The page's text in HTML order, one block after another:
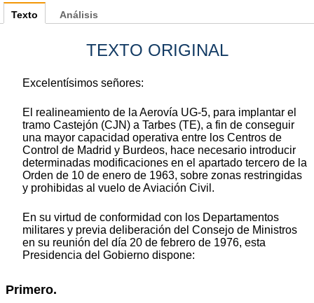
Texto
TEXTO ORIGINAL
Excelentísimos señores:
El realineamiento de la Aerovía UG-5, para implantar el
tramo Castejón (CJN) a Tarbes (TE), a fin de conseguir
una mayor capacidad operativa entre los Centros de
Control de Madrid y Burdeos, hace necesario introducir
determinadas modificaciones en el apartado tercero de la
Orden de 10 de enero de 1963, sobre zonas restringidas
y prohibidas al vuelo de Aviación Civil.
En su virtud de conformidad con los Departamentos
militares y previa deliberación del Consejo de Ministros
en su reunión del día 20 de febrero de 1976, esta
Presidencia del Gobierno dispone:
Primero.
Análisis